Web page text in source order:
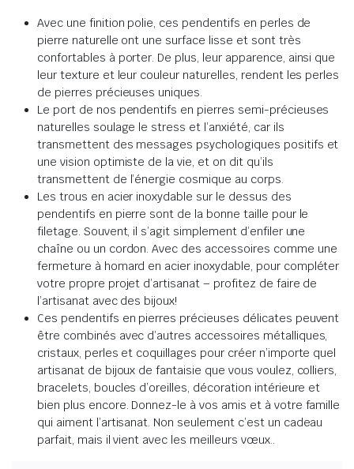
Avec une finition polie, ces pendentifs en perles de
pierre naturelle ont une surface lisse et sont très
confortables à porter. De plus, leur apparence, ainsi que
leur texture et leur couleur naturelles, rendent les perles
de pierres précieuses uniques.
Le port de nos pendentifs en pierres semi-précieuses
naturelles soulage le stress et l’anxiété, carils
transmettent des messages psychologiques positifs et
une vision optimiste de la vie, et on dit qu’ils
transmettent de l’énergie cosmique au corps.
Les trous en acier inoxydable sur le dessus des
pendentifs en pierre sont de la bonne taille pour le
filetage. Souvent, il s’agit simplement d’enfiler une
chaîne ou un cordon.Avec des accessoires comme une
fermeture à homard en acier inoxydable, pour compléter
votre propre projet d’artisanat – profitez de faire de
l’artisanat avec des bijoux!
Ces pendentifs en pierres précieuses délicates peuvent
être combinés avec d’autres accessoires métalliques,
cristaux, perles et coquillages pour créer n’importe quel
artisanat de bijoux de fantaisie que vous voulez, colliers,
bracelets, boucles d’oreilles, décoration intérieure et
bien plus encore. Donnez-le à vos amis et à votre famille
qui aiment l’artisanat. Non seulement c’est un cadeau
parfait, mais il vient avec les meilleurs vœux..